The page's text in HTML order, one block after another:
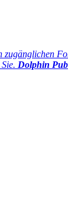
zugänglichen
Dolphin